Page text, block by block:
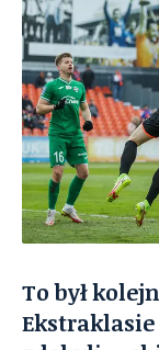
To był
Ekstraklasie